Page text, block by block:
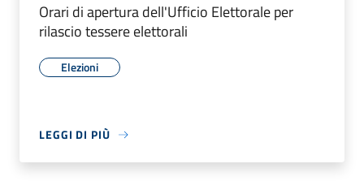
Orari di apertura dell'Ufficio Elettorale per
rilascio tessere elettorali
Elezioni
LEGGI DI PIÙ